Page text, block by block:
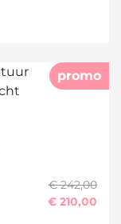
promo
€ 242,00
€ 210,00